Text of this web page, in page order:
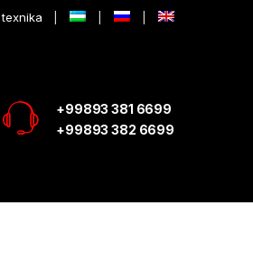
+99893 381 6699
+99893 382 6699